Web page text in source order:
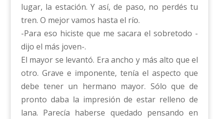
lugar, la estación. Y así, de paso, no perdés tu
tren. O mejor vamos hasta el río.
-Para eso hiciste que me sacara el sobretodo -
dijo el más joven-.
El mayor se levantó. Era ancho y más alto que el
otro. Grave e imponente, tenía el aspecto que
debe tener un hermano mayor. Sólo que de
pronto daba la impresión de estar relleno de
lana. Parecía haberse quedado pensando en